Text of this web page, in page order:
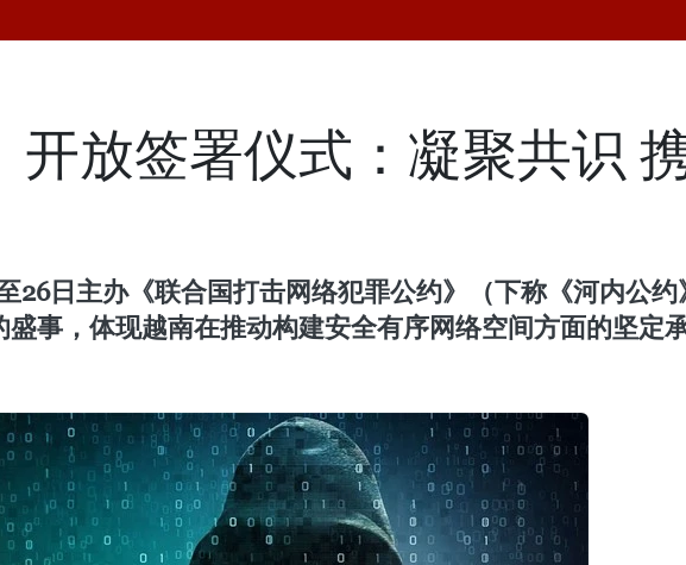
开放签署仪式：凝聚共识
26日主办《联合国打击网络犯罪公约》（下称《河内公
事，体现越南在推动构建安全有序网络空间方面的坚定